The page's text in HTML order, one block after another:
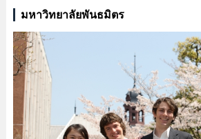
มหาวิทยาลัยพันธมิตร